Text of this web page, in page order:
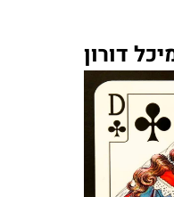
דורון